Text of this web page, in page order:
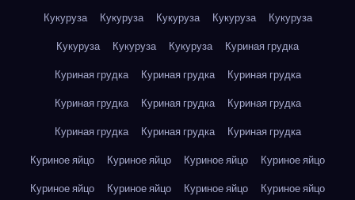
Кукуруза
Кукуруза Кукуруза Кукуруза
Кукуруза
Кукуруза
Кукуруза Кукуруза
Куриная грудка
Куриная грудка
Куриная грудка
Куриная грудка
Куриная грудка
Куриная грудка
Куриная грудка
Куриная грудка
Куриная грудка
Куриная грудка
Куриное яйцо
Куриное яйцо Куриное яйцо
Куриное яйцо
Куриное яйцо
Куриное яйцо Куриное яйцо
Куриное яйцо